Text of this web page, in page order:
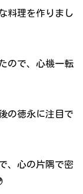
料理を作りまし
ので、心機一転
の徳永に注目で
、心の片隅で密